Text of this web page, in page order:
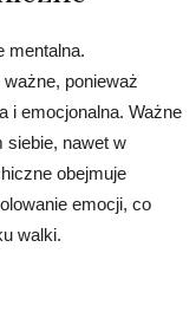
mentalna.
ponieważ
i emocjonalna. Ważne
siebie, nawet w
obejmuje
emocji, co
walki.